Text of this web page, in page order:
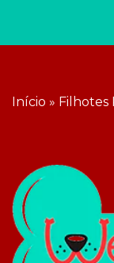
Início » Filhotes